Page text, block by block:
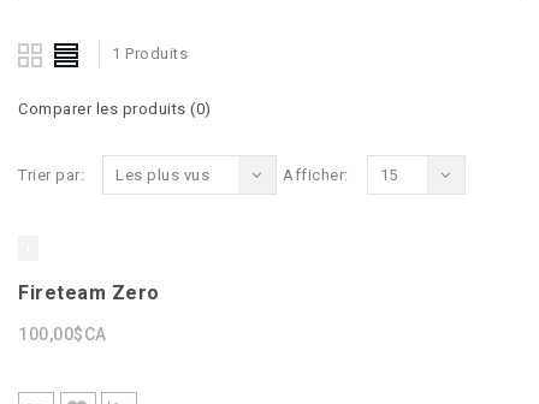
1 Produits
Comparer les produits (0)
Trier par: Les plus vus Afficher: 15
Fireteam Zero
100,00$CA